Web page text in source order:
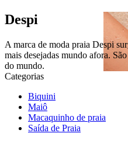
Despi
A marca de moda praia Despi
mais desejadas mundo afora.
do mundo.
Categorias
Biquini
Maiô
Macaquinho de praia
Saída de Praia